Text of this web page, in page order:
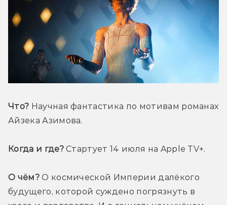
Что? Научная фантастика по мотивам романах
Айзека Азимова.
Когда и где? Стартует 14 июля на Apple TV+.
О чём? О космической Империи далёкого
будущего, которой суждено погрязнуть в